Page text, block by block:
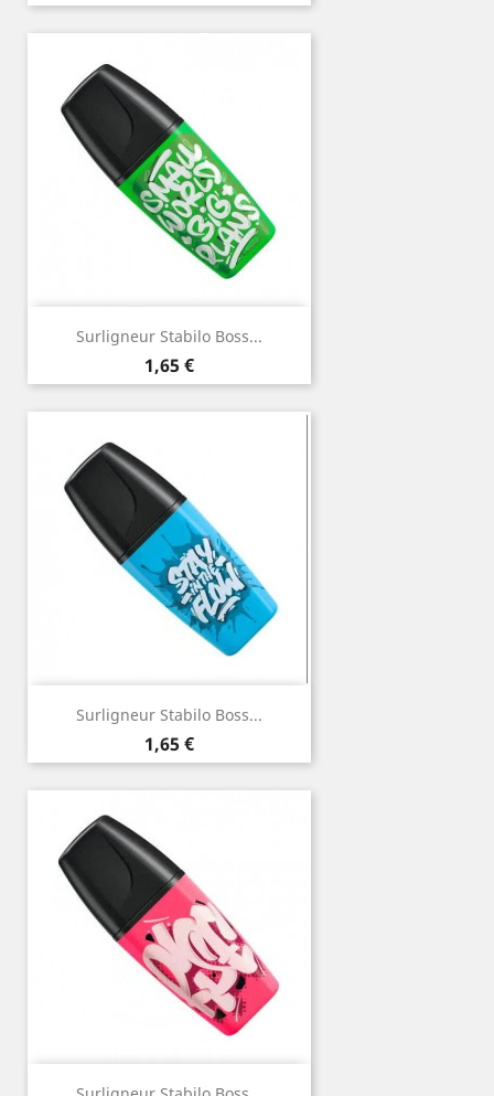
Surligneur Stabilo Boss...
Prix
1,65 €
Surligneur Stabilo Boss...
Prix
1,65 €